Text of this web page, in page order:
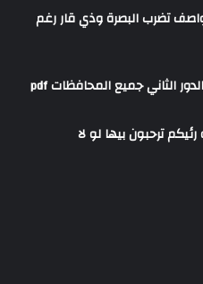
تضرب البصرة وذي قار رغم
ترحبون بيها لو لا